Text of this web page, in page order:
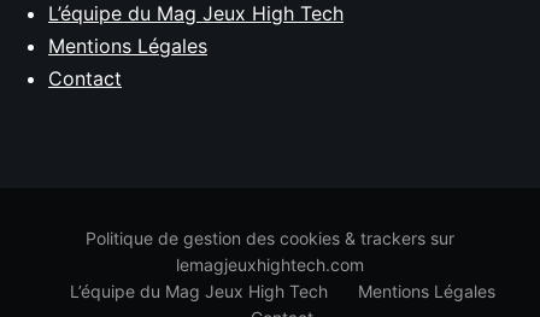
L’équipe du Mag Jeux High Tech
Mentions Légales
Contact
Politique de gestion des cookies & trackers sur
lemagjeuxhightech.com
L’équipe du Mag Jeux High Tech
Mentions Légales